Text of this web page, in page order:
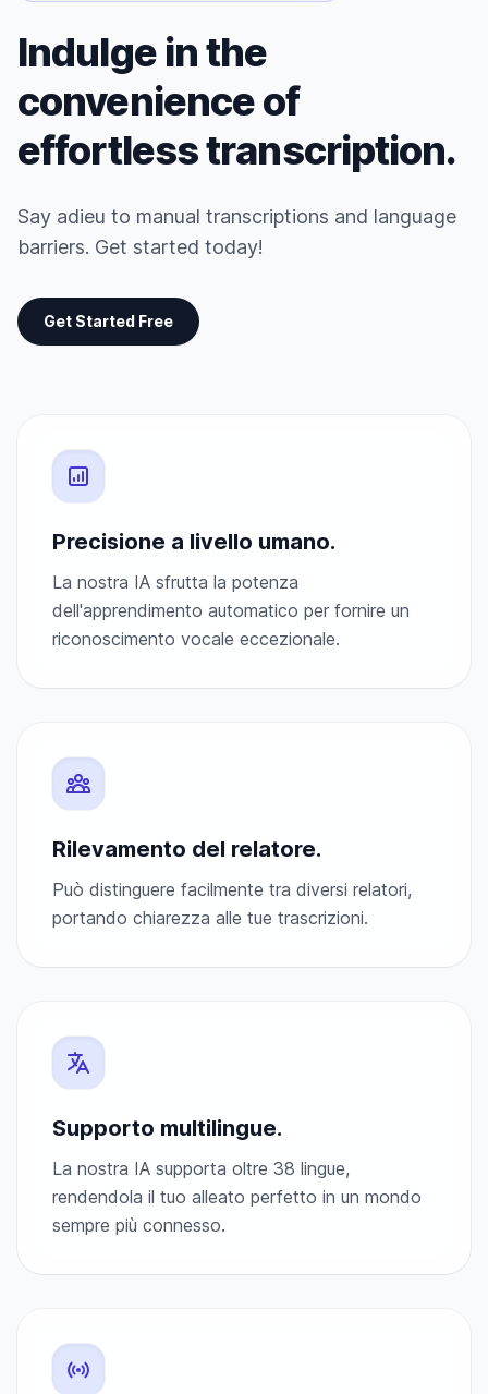
Indulge in the
convenience of
effortless transcription.
Say adieu to manual transcriptions and language
barriers. Get started today!
Get Started Free
Precisione a livello umano.
La nostra IA sfrutta la potenza
dell'apprendimento automatico per fornire un
riconoscimento vocale eccezionale.
Rilevamento del relatore.
Può distinguere facilmente tra diversi relatori,
portando chiarezza alle tue trascrizioni.
Supporto multilingue.
La nostra IA supporta oltre 38 lingue,
rendendola il tuo alleato perfetto in un mondo
sempre più connesso.